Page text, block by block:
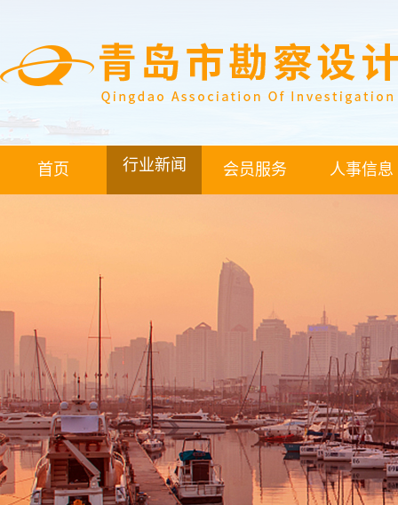
首页 行业新闻 会员服务 人事信息